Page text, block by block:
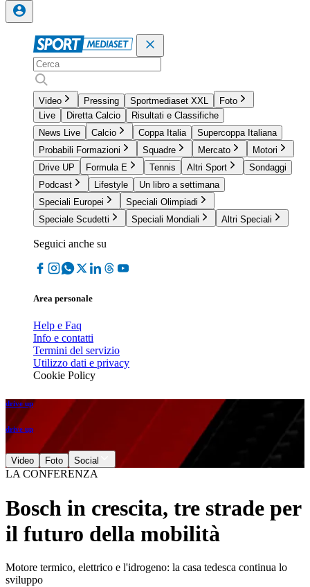
Video Pressing Sportmediaset XXL
Foto
Live
Diretta Calcio
Risultati e Classifiche
News Live
Calcio Coppa Italia
Supercoppa Italiana
Probabili Formazioni
Squadre Mercato
Motori
Drive UP
Formula E Tennis Altri Sport
Sondaggi
Podcast
Lifestyle
Un libro a settimana
Speciali Europei
Speciali Olimpiadi
Speciale Scudetti
Speciali Mondiali Altri Speciali
Seguici anche su
Area personale
Help e Faq
Info e contatti
Termini del servizio
Utilizzo dati e privacy
Cookie Policy
drive up
drive up
Video Foto Social
LA CONFERENZA
Bosch in crescita, tre strade per
il futuro della mobilità
Motore termico, elettrico e l'idrogeno: la casa tedesca continua lo
sviluppo